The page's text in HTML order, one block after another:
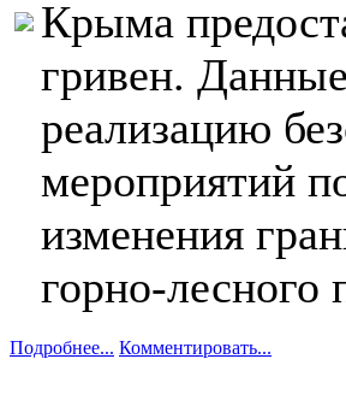
Крыма
гривен.
реализацию
мероприятий
изменения
горно-лесного
Подробнее... Комментировать...